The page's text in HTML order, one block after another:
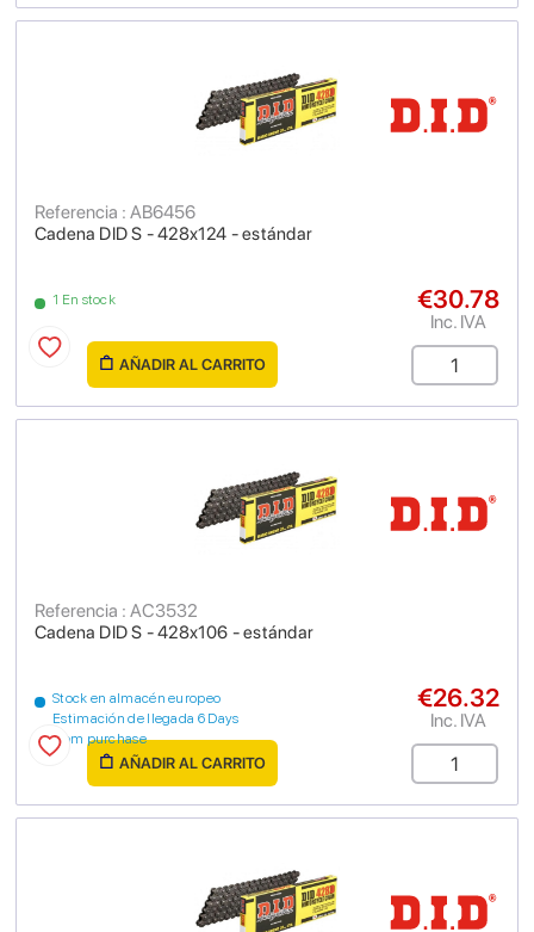
Cadena DID S - 428x124 - estándar
Referencia : AB6456
1 En stock €30.78
Inc. IVA
AÑADIR AL CARRITO
Cadena DID S - 428x106 - estándar
Referencia : AC3532
Stock en almacén europeo
Estimación de llegada 6 Days
from purchase
€26.32
Inc. IVA
AÑADIR AL CARRITO